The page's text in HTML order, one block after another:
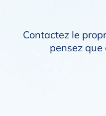
Contactez le
pensez